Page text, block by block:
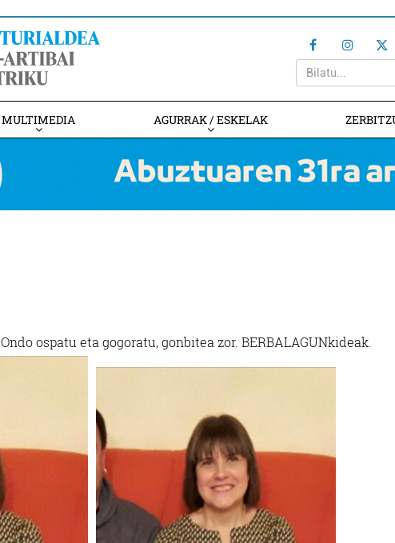
MULTIMEDIA AGURRAK / ESKELAK
Ondo ospatu eta gogoratu, gonbitea zor. BERBALAGUNkideak.